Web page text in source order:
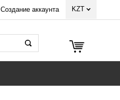
Создание аккаунта KZT